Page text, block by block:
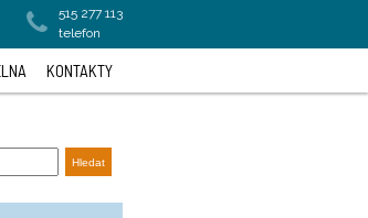
515 277 113
telefon
KONTAKTY